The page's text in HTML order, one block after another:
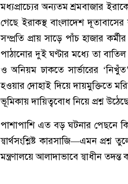
মধ্যপ্রাচ্যের অন্যতম শ্রমবাজার
গেছে ইরাকস্থ বাংলাদেশ
সম্প্রতি প্রায় সাড়ে পাঁচ হাজার
পাঠানোর দুই ঘণ্টার মধ্যে তা
ও অনিয়ম ঢাকতে সার্ভারের
হওয়ার দোহাই দিয়ে দায়মুক্তিতে
ভূমিকায় দায়িত্ববোধ নিয়ে প্রশ্ন
পাশাপাশি এত বড় ঘটনার পেছনে
স্বার্থসংশ্লিষ্ট কারসাজি—এমন প্রশ্ন
মন্ত্রণালয়ে আলাদাভাবে স্বাধীন